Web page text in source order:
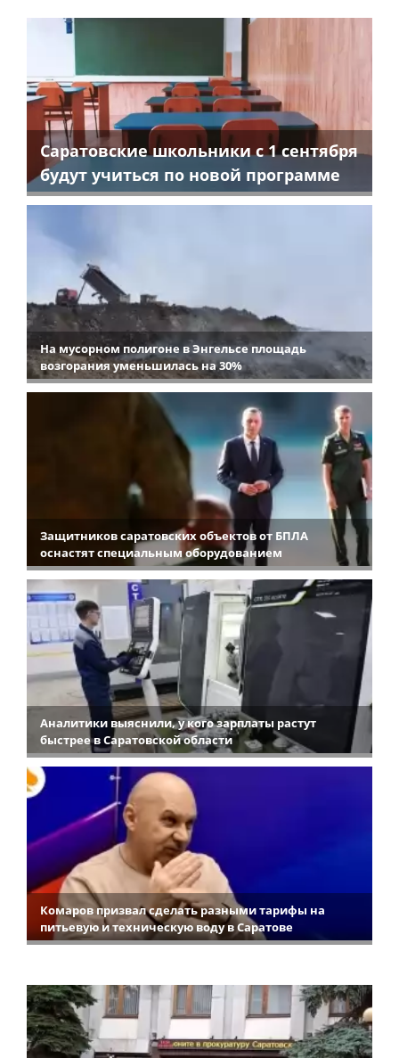
Саратовские школьники с 1 сентября
будут учиться по новой программе
На мусорном полигоне в Энгельсе площадь
возгорания уменьшилась на 30%
Защитников саратовских объектов от БПЛА
оснастят специальным оборудованием
Аналитики выяснили, у кого зарплаты растут
быстрее в Саратовской области
Комаров призвал сделать разными тарифы на
питьевую и техническую воду в Саратове